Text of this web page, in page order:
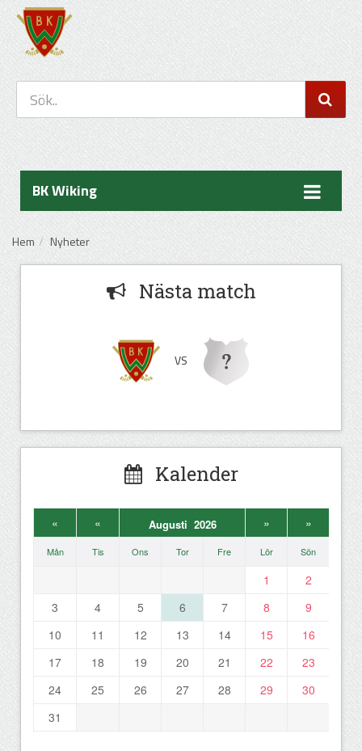
BK Wiking
Hem Nyheter
Nästa match
VS
Kalender
« « Augusti 2026 » »
Mån Tis Ons Tor Fre Lör Sön
1
2
3
4 5 6 7 8
9
10
11 12 13 14 15
16
17
18 19 20 21 22
23
24
25 26 27 28 29
30
31